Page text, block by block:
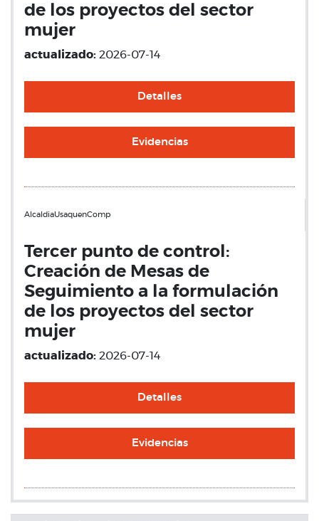
de los proyectos del sector
mujer
actualizado: 2026-07-14
Detalles
Evidencias
AlcaldiaUsaquenComp
Tercer punto de control:
Creación de Mesas de
Seguimiento a la formulación
de los proyectos del sector
mujer
actualizado: 2026-07-14
Detalles
Evidencias